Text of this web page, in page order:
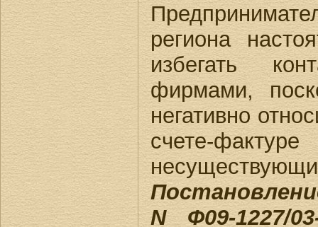
региона
избегать
фирмами,
негативно
счете-
N Ф09-1227/